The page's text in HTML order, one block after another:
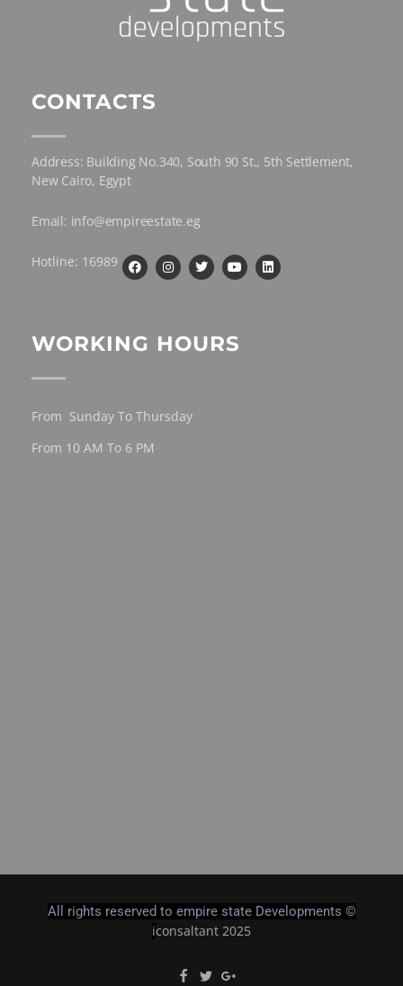
CONTACTS
Address: Building No.340, South 90 St., 5th Settlement,
New Cairo, Egypt
Email: info@empireestate.eg
Hotline: 16989
WORKING HOURS
From Sunday To Thursday
From 10 AM To 6 PM
All rights reserved to empire state Developments ©
iconsaltant 2025